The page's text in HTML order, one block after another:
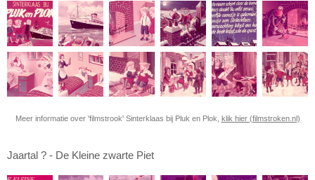
Meer informatie over 'filmstrook' Sinterklaas bij Pluk en Plok, klik hier (filmstroken.nl)
Jaartal ? - De Kleine zwarte Piet